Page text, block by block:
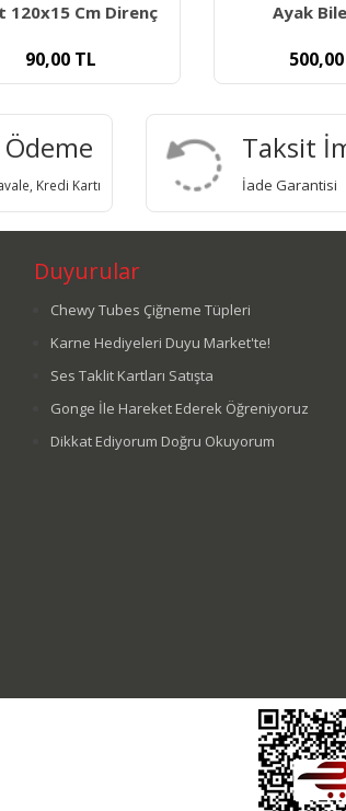
Ayak Bilek Kas
500,00
Sert
Kredi Kartı
Taksit
İade Garantisi
Duyurular
Chewy Tubes Çiğneme Tüpleri
Karne Hediyeleri Duyu Market'te!
Ses Taklit Kartları Satışta
Gonge İle Hareket Ederek Öğreniyoruz
Dikkat Ediyorum Doğru Okuyorum